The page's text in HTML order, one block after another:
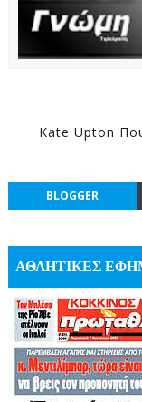
Kate Upton
BLOGGER
ΑΘΛΗΤΙΚΕΣ